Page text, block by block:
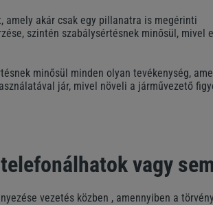
akár csak egy pillanatra is megérinti
szintén szabálysértésnek minősül, mivel
minősül minden olyan tevékenység,
jár, mivel növeli a járművezető
vagy
vezetés közben , amennyiben a